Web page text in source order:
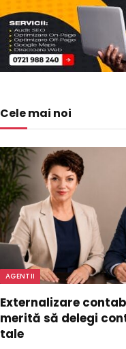
Cele mai noi
AGENTII
Externalizare
merită să delegi
tale